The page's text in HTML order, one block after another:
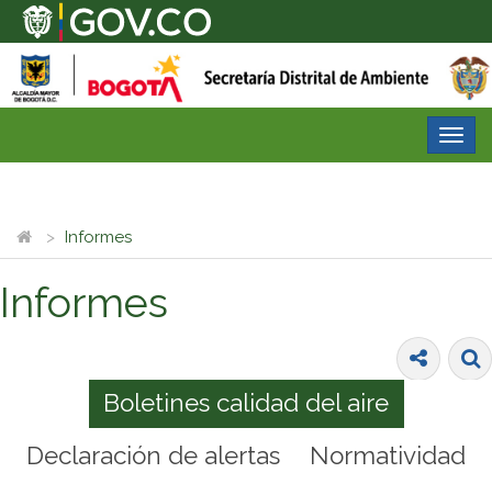
Informes
Informes
Boletines calidad del aire
Declaración de alertas
Normatividad